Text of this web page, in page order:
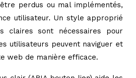
perdus ou mal implémentés,
utilisateur. Un style approprié
claires sont nécessaires pour
utilisateurs peuvent naviguer et
web de manière efficace.